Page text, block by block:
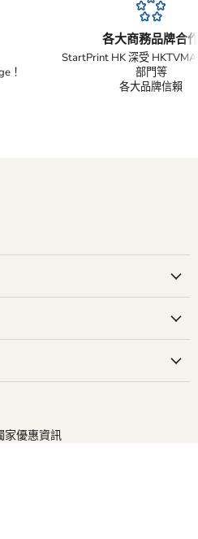
！
各大商務品牌合
StartPrint HK 深受
部門等
各大品牌信賴
家優惠資訊